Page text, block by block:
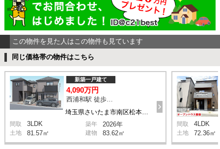
この物件を見た人はこの物件も見ています
同じ価格帯の物件はこちら
新築一戸建て
4,090万円
西浦和駅 徒歩14分
間取 3LDK 築年 2026年
土地 81.57㎡ 建物 83.62㎡
間取 4LDK
土地 72.36㎡